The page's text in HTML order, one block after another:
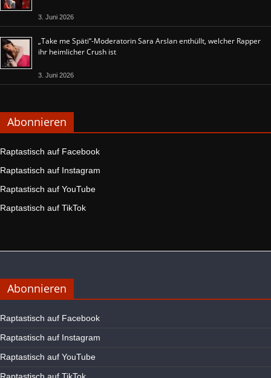
3. Juni 2026
„Take me Späti“-Moderatorin Sara Arslan enthüllt, welcher Rapper
ihr heimlicher Crush ist
3. Juni 2026
Abonnieren
Raptastisch auf Facebook
Raptastisch auf Instagram
Raptastisch auf YouTube
Raptastisch auf TikTok
Abonnieren
Raptastisch auf Facebook
Raptastisch auf Instagram
Raptastisch auf YouTube